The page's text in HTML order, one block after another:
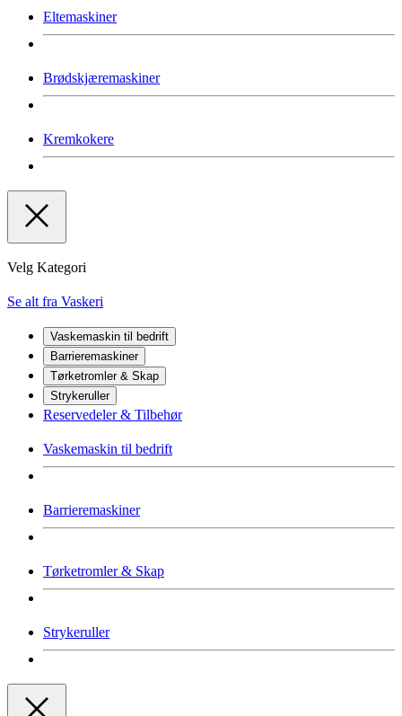
Eltemaskiner
Brødskjæremaskiner
Kremkokere
Velg Kategori
Se alt fra Vaskeri
Vaskemaskin til bedrift
Barrieremaskiner
Tørketromler & Skap
Strykeruller
Reservedeler & Tilbehør
Vaskemaskin til bedrift
Barrieremaskiner
Tørketromler & Skap
Strykeruller